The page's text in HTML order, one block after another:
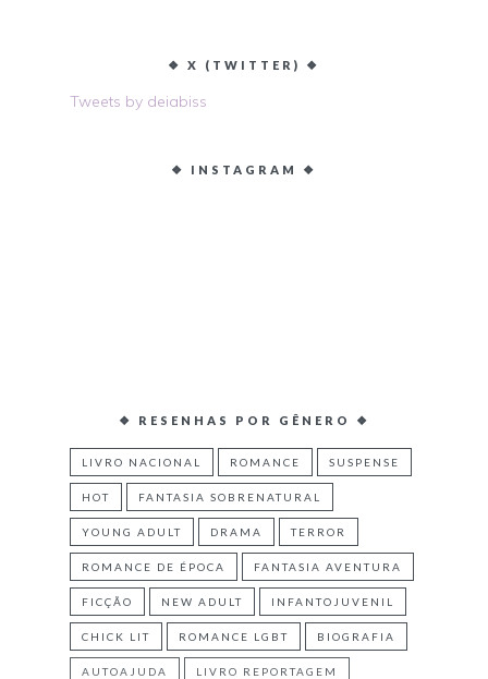
❖ X (TWITTER) ❖
Tweets by deiabiss
❖ INSTAGRAM ❖
❖ RESENHAS POR GÊNERO ❖
LIVRO NACIONAL ROMANCE SUSPENSE
HOT FANTASIA SOBRENATURAL
YOUNG ADULT DRAMA TERROR
ROMANCE DE ÉPOCA FANTASIA AVENTURA
FICÇÃO NEW ADULT INFANTOJUVENIL
CHICK LIT ROMANCE LGBT BIOGRAFIA
AUTOAJUDA LIVRO REPORTAGEM